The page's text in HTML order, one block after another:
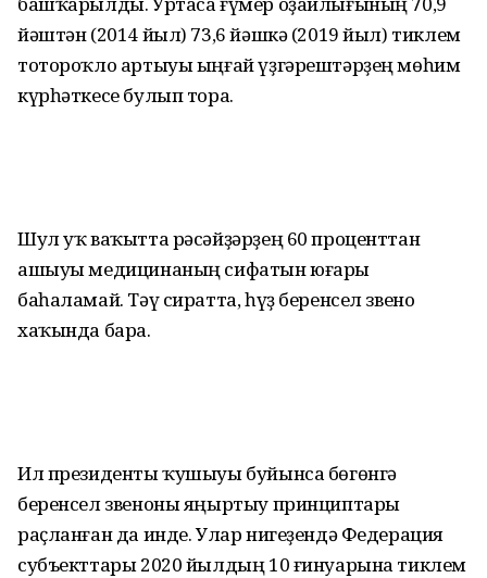
йәштән (2014 йыл) 73,6 йәшкә (2019 йыл) тиклем
тотороҡло артыуы ыңғай үҙгәрештәрҙең мөһим
күрһәткесе булып тора.
Шул уҡ ваҡытта рәсәйҙәрҙең 60 проценттан
ашыуы медицинаның сифатын юғары
баһаламай. Тәү сиратта, һүҙ беренсел звено
хаҡында бара.
Ил президенты ҡушыуы буйынса бөгөнгә
беренсел звеноны яңыртыу принциптары
раҫланған да инде. Улар нигеҙендә Федерация
субъекттары 2020 йылдың 10 ғинуарына тиклем